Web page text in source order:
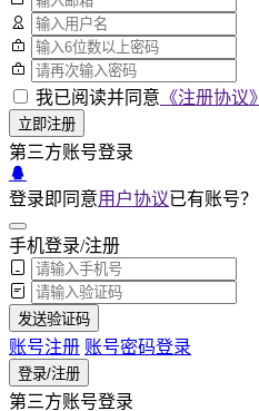
我已阅读并同意 《注册协议》
立即注册
第三方账号登录
登录即同意用户协议已有账号？
手机登录/注册
发送验证码
账号注册 账号密码登录
登录/注册
第三方账号登录